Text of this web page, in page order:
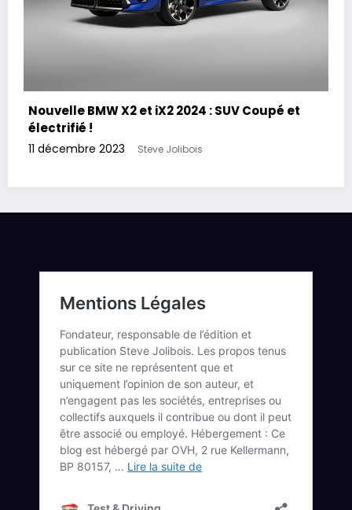
Nouvelle BMW X2 et iX2 2024 : SUV Coupé et
électrifié !
11 décembre 2023 Steve Jolibois